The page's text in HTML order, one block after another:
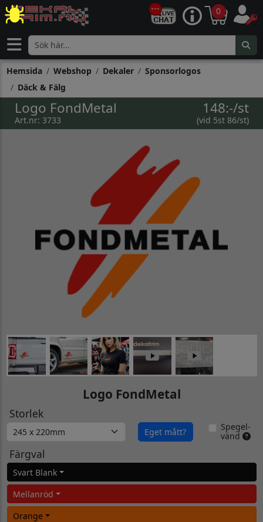
0
Hemsida Webshop Dekaler
Sponsorlogos
Däck & Fälg
Logo FondMetal
Art.nr: 3733
148:-/st
(vid 5st 86/st)
Logo FondMetal
Storlek
Eget mått?
Spegel-
vänd
Färgval
Svart Blank
Mellanröd
Orange